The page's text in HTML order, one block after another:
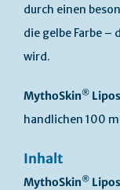
durch einen
die gelbe Farbe
wird.
MythoSkin®
handlichen 100
Inhalt
MythoSkin®